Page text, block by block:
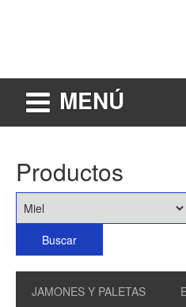
MENÚ
Productos
JAMONES Y PALETAS